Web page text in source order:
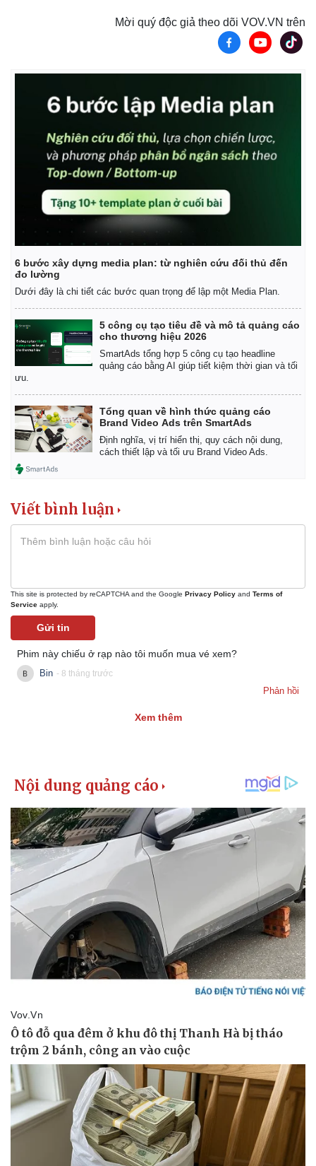
Pháp luật
Tin nóng
Tư vấn luật
Việt Nam
Mời quý độc giả theo dõi VOV.VN trên
6 bước xây dựng media plan: từ nghiên cứu đối thủ đến
đo lường
Dưới đây là chi tiết các bước quan trọng để lập một Media Plan.
5 công cụ tạo tiêu đề và mô tả quảng cáo
cho thương hiệu 2026
SmartAds tổng hợp 5 công cụ tạo headline
quảng cáo bằng AI giúp tiết kiệm thời gian và tối
ưu.
Tổng quan về hình thức quảng cáo
Brand Video Ads trên SmartAds
Định nghĩa, vị trí hiển thị, quy cách nội dung,
cách thiết lập và tối ưu Brand Video Ads.
Viết bình luận
This site is protected by reCAPTCHA and the Google Privacy Policy and Terms of
Service apply.
Gửi tin
Phim này chiếu ở rạp nào tôi muốn mua vé xem?
Bin - 8 tháng trước
Phản hồi
Xem thêm